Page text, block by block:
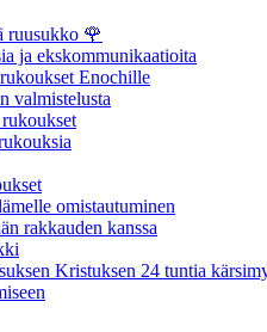
ruusukko 🌹
ja ekskommunikaatioita
Enochille
valmistelusta
omistautuminen
rakkauden kanssa
Kristuksen 24 tuntia